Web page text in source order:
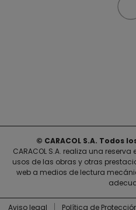
© CARACOL S.A. Todos
CARACOL S.A. realiza una
usos de las obras y otras
web a medios de lectura
Aviso legal Política de